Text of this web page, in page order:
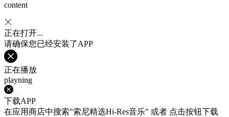
content
正在打开...
请确保您已经安装了APP
正在播放
playning
下载APP
在应用商店中搜索"索尼精选Hi-Res音乐" 或者 点击按钮下载